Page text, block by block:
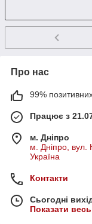
Про нас
99%
Працює з
м. Дніпро
м. Дніпро, вул.
Україна
Контакти
Сьогодні
Показати